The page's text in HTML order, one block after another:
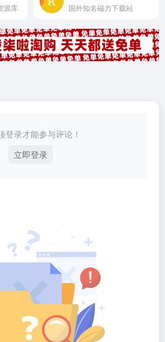
源库 国外知名磁力下载站
登录才能参与评论！
立即登录